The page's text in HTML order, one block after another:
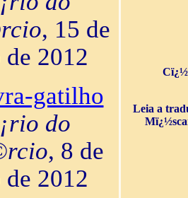
, 15 de
2012
gatilho
do
, 8 de
2012
Leia a